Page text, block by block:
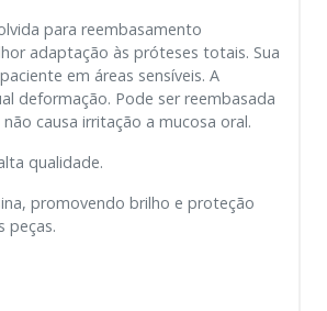
para reembasamento
adaptação às próteses totais. Sua
em áreas sensíveis. A
deformação. Pode ser reembasada
causa irritação a mucosa oral.
qualidade.
promovendo brilho e proteção
peças.